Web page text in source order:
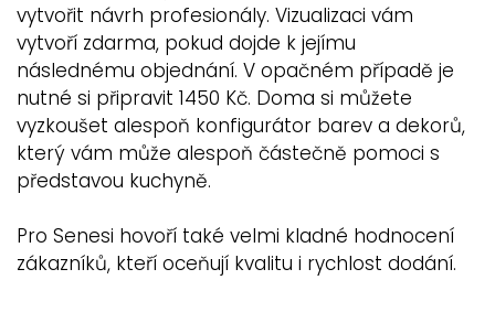
vytvořit návrh profesionály. Vizualizaci vám
vytvoří zdarma, pokud dojde k jejímu
následnému objednání. V opačném případě je
nutné si připravit 1450 Kč. Doma si můžete
vyzkoušet alespoň konfigurátor barev a dekorů,
který vám může alespoň částečně pomoci s
představou kuchyně.
Pro Senesi hovoří také velmi kladné hodnocení
zákazníků, kteří oceňují kvalitu i rychlost dodání.